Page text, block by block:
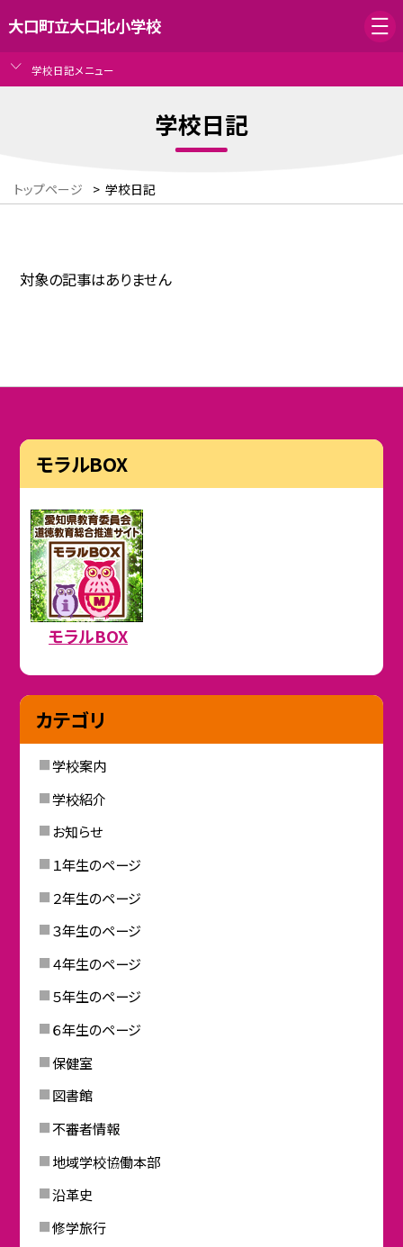
大口町立大口北小学校
学校日記メニュー
学校日記
トップページ > 学校日記
対象の記事はありません
モラルBOX
モラルBOX
カテゴリ
学校案内
学校紹介
お知らせ
１年生のページ
２年生のページ
３年生のページ
４年生のページ
５年生のページ
６年生のページ
保健室
図書館
不審者情報
地域学校協働本部
沿革史
修学旅行